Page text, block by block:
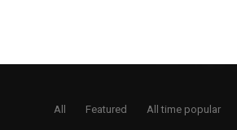
All Featured All time popular